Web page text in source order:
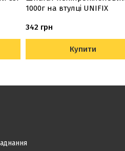
1000г на втулці UNIFIX
342 грн
Купити